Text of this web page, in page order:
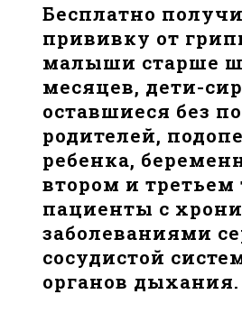
Бесплатно
прививку от
малыши старше
месяцев, дети-
оставшиеся без
родителей,
ребенка,
втором и третьем
пациенты с
заболеваниями
сосудистой
органов дыхания.